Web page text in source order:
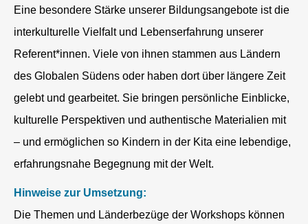
Eine besondere Stärke unserer Bildungsangebote ist die
interkulturelle Vielfalt und Lebenserfahrung unserer
Referent*innen. Viele von ihnen stammen aus Ländern
des Globalen Südens oder haben dort über längere Zeit
gelebt und gearbeitet. Sie bringen persönliche Einblicke,
kulturelle Perspektiven und authentische Materialien mit
– und ermöglichen so Kindern in der Kita eine lebendige,
erfahrungsnahe Begegnung mit der Welt.
Hinweise zur Umsetzung:
Die Themen und Länderbezüge der Workshops können